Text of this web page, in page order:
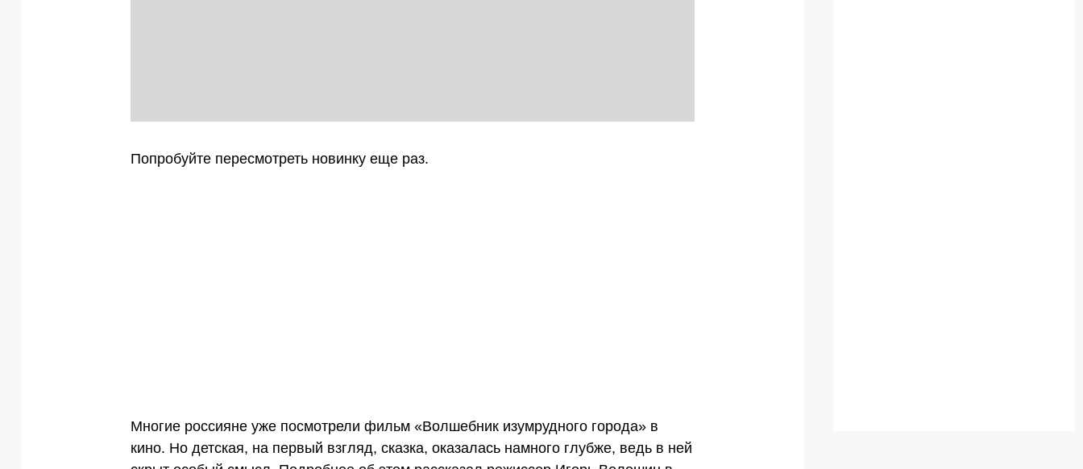
Попробуйте пересмотреть новинку еще раз.
Многие россияне уже посмотрели фильм «Волшебник изумрудного города» в
кино. Но детская, на первый взгляд, сказка, оказалась намного глубже, ведь в ней